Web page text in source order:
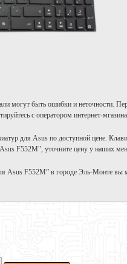
могут быть ошибки и неточности.
с оператором интернет-
для Asus по доступной цене.
F552M", уточните цену у наших
Asus F552M” в городе Эль-Монте вы